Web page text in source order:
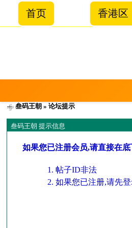
首页 香港区
叁码王朝 » 论坛提示
叁码王朝 提示信息
如果您已注册会员,请直接在
帖子ID非法
如果您已注册,请先